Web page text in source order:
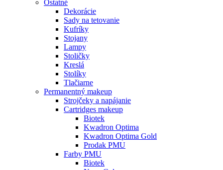
Ostatné
Dekorácie
Sady na tetovanie
Kufríky
Stojany
Lampy
Stoličky
Kreslá
Stolíky
Tlačiarne
Permanentný makeup
Strojčeky a napájanie
Cartridges makeup
Biotek
Kwadron Optima
Kwadron Optima Gold
Prodak PMU
Farby PMU
Biotek